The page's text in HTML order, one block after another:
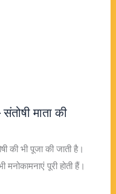
माता की
की भी पूजा की जाती है।
पूरी होती हैं।